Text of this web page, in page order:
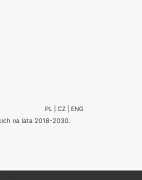
PL | CZ | ENG
na lata 2018-2030.